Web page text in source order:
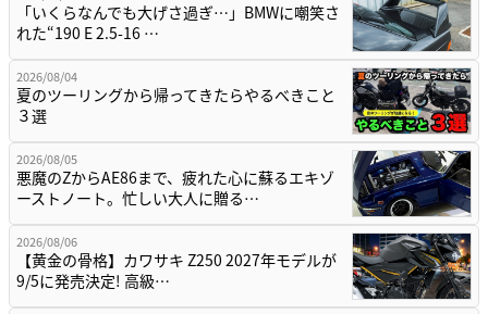
「いくらなんでも大げさ過ぎ…」BMWに嘲笑さ
れた“190 E 2.5-16 …
2026/08/04
夏のツーリングから帰ってきたらやるべきこと
３選
2026/08/05
悪魔のZからAE86まで、疲れた心に蘇るエキゾ
ーストノート。忙しい大人に贈る…
2026/08/06
【黄金の骨格】カワサキ Z250 2027年モデルが
9/5に発売決定! 高級…